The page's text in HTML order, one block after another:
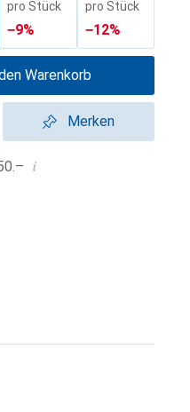
pro Stück
−9%
pro Stück
−12%
Warenkorb
Merken
i